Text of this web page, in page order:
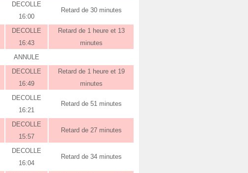
DECOLLE
16:00
Retard de 30 minutes
DECOLLE
16:43
Retard de 1 heure et 13
minutes
ANNULE
DECOLLE
16:49
Retard de 1 heure et 19
minutes
DECOLLE
16:21
Retard de 51 minutes
DECOLLE
15:57
Retard de 27 minutes
DECOLLE
16:04
Retard de 34 minutes